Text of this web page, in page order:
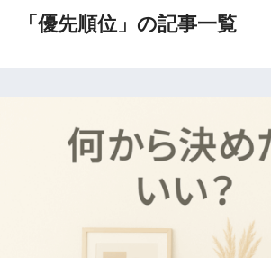
「優先順位」の記事一覧